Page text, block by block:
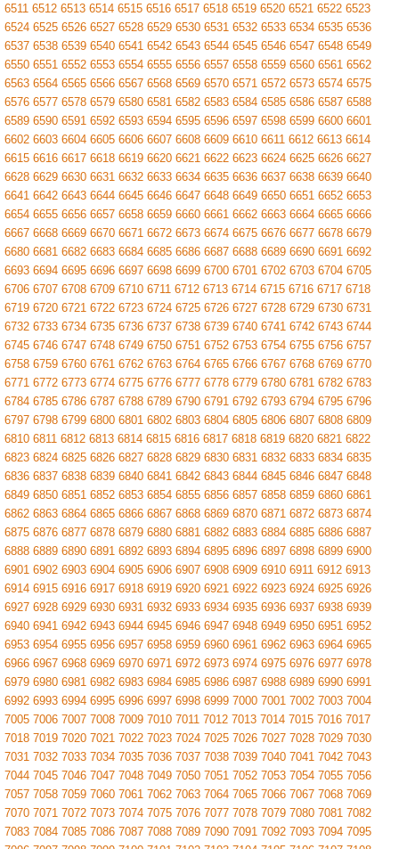
6511 6512 6513 6514 6515 6516 6517 6518 6519 6520 6521 6522 6523
6524 6525 6526 6527 6528 6529 6530 6531 6532 6533 6534 6535 6536
6537 6538 6539 6540 6541 6542 6543 6544 6545 6546 6547 6548 6549
6550 6551 6552 6553 6554 6555 6556 6557 6558 6559 6560 6561 6562
6563 6564 6565 6566 6567 6568 6569 6570 6571 6572 6573 6574 6575
6576 6577 6578 6579 6580 6581 6582 6583 6584 6585 6586 6587 6588
6589 6590 6591 6592 6593 6594 6595 6596 6597 6598 6599 6600 6601
6602 6603 6604 6605 6606 6607 6608 6609 6610 6611 6612 6613 6614
6615 6616 6617 6618 6619 6620 6621 6622 6623 6624 6625 6626 6627
6628 6629 6630 6631 6632 6633 6634 6635 6636 6637 6638 6639 6640
6641 6642 6643 6644 6645 6646 6647 6648 6649 6650 6651 6652 6653
6654 6655 6656 6657 6658 6659 6660 6661 6662 6663 6664 6665 6666
6667 6668 6669 6670 6671 6672 6673 6674 6675 6676 6677 6678 6679
6680 6681 6682 6683 6684 6685 6686 6687 6688 6689 6690 6691 6692
6693 6694 6695 6696 6697 6698 6699 6700 6701 6702 6703 6704 6705
6706 6707 6708 6709 6710 6711 6712 6713 6714 6715 6716 6717 6718
6719 6720 6721 6722 6723 6724 6725 6726 6727 6728 6729 6730 6731
6732 6733 6734 6735 6736 6737 6738 6739 6740 6741 6742 6743 6744
6745 6746 6747 6748 6749 6750 6751 6752 6753 6754 6755 6756 6757
6758 6759 6760 6761 6762 6763 6764 6765 6766 6767 6768 6769 6770
6771 6772 6773 6774 6775 6776 6777 6778 6779 6780 6781 6782 6783
6784 6785 6786 6787 6788 6789 6790 6791 6792 6793 6794 6795 6796
6797 6798 6799 6800 6801 6802 6803 6804 6805 6806 6807 6808 6809
6810 6811 6812 6813 6814 6815 6816 6817 6818 6819 6820 6821 6822
6823 6824 6825 6826 6827 6828 6829 6830 6831 6832 6833 6834 6835
6836 6837 6838 6839 6840 6841 6842 6843 6844 6845 6846 6847 6848
6849 6850 6851 6852 6853 6854 6855 6856 6857 6858 6859 6860 6861
6862 6863 6864 6865 6866 6867 6868 6869 6870 6871 6872 6873 6874
6875 6876 6877 6878 6879 6880 6881 6882 6883 6884 6885 6886 6887
6888 6889 6890 6891 6892 6893 6894 6895 6896 6897 6898 6899 6900
6901 6902 6903 6904 6905 6906 6907 6908 6909 6910 6911 6912 6913
6914 6915 6916 6917 6918 6919 6920 6921 6922 6923 6924 6925 6926
6927 6928 6929 6930 6931 6932 6933 6934 6935 6936 6937 6938 6939
6940 6941 6942 6943 6944 6945 6946 6947 6948 6949 6950 6951 6952
6953 6954 6955 6956 6957 6958 6959 6960 6961 6962 6963 6964 6965
6966 6967 6968 6969 6970 6971 6972 6973 6974 6975 6976 6977 6978
6979 6980 6981 6982 6983 6984 6985 6986 6987 6988 6989 6990 6991
6992 6993 6994 6995 6996 6997 6998 6999 7000 7001 7002 7003 7004
7005 7006 7007 7008 7009 7010 7011 7012 7013 7014 7015 7016 7017
7018 7019 7020 7021 7022 7023 7024 7025 7026 7027 7028 7029 7030
7031 7032 7033 7034 7035 7036 7037 7038 7039 7040 7041 7042 7043
7044 7045 7046 7047 7048 7049 7050 7051 7052 7053 7054 7055 7056
7057 7058 7059 7060 7061 7062 7063 7064 7065 7066 7067 7068 7069
7070 7071 7072 7073 7074 7075 7076 7077 7078 7079 7080 7081 7082
7083 7084 7085 7086 7087 7088 7089 7090 7091 7092 7093 7094 7095